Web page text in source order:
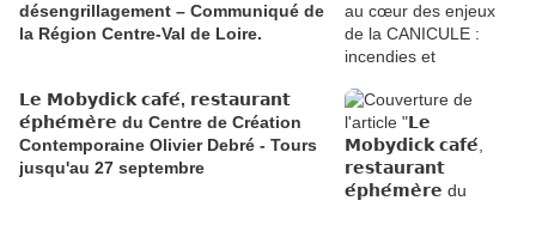
désengrillagement – Communiqué de
la Région Centre-Val de Loire.
𝗟𝗲 𝗠𝗼𝗯𝘆𝗱𝗶𝗰𝗸 𝗰𝗮𝗳𝗲́, 𝗿𝗲𝘀𝘁𝗮𝘂𝗿𝗮𝗻𝘁
𝗲́𝗽𝗵𝗲́𝗺𝗲̀𝗿𝗲 du Centre de Création
Contemporaine Olivier Debré - Tours
jusqu'au 27 septembre